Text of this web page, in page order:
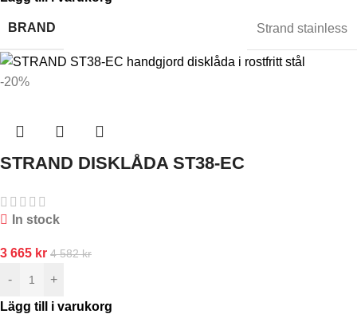
BRAND Strand stainless
-20%
STRAND DISKLÅDA ST38-EC
In stock
3 665 kr 4 582kr
-
+
Lägg till i varukorg